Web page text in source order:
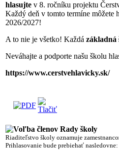
hlasujte v 8. ročníku projektu
Každý deň v tomto termíne môžete
2026/2027!
A to nie je všetko! Každá základná
Neváhajte a podporte našu školu
https://www.cerstvehlavicky.sk/
Voľba členov Rady školy
Riaditeľstvo školy oznamuje
Prihlasovanie bude prebiehať nasledovne: